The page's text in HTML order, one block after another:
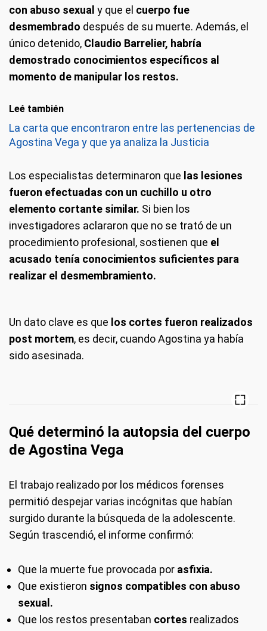
con abuso sexual y que el cuerpo fue
desmembrado después de su muerte. Además, el
único detenido, Claudio Barrelier, habría
demostrado conocimientos específicos al
momento de manipular los restos.
Leé también
La carta que encontraron entre las pertenencias de
Agostina Vega y que ya analiza la Justicia
Los especialistas determinaron que las lesiones
fueron efectuadas con un cuchillo u otro
elemento cortante similar. Si bien los
investigadores aclararon que no se trató de un
procedimiento profesional, sostienen que el
acusado tenía conocimientos suficientes para
realizar el desmembramiento.
Un dato clave es que los cortes fueron realizados
post mortem, es decir, cuando Agostina ya había
sido asesinada.
Qué determinó la autopsia del cuerpo
de Agostina Vega
El trabajo realizado por los médicos forenses
permitió despejar varias incógnitas que habían
surgido durante la búsqueda de la adolescente.
Según trascendió, el informe confirmó:
Que la muerte fue provocada por asfixia.
Que existieron signos compatibles con abuso
sexual.
Que los restos presentaban cortes realizados